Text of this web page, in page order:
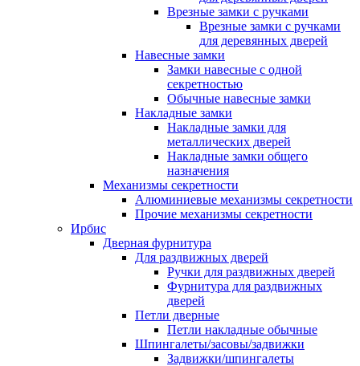
Врезные замки с ручками
Врезные замки с ручками
для деревянных дверей
Навесные замки
Замки навесные с одной
секретностью
Обычные навесные замки
Накладные замки
Накладные замки для
металлических дверей
Накладные замки общего
назначения
Механизмы секретности
Алюминиевые механизмы секретности
Прочие механизмы секретности
Ирбис
Дверная фурнитура
Для раздвижных дверей
Ручки для раздвижных дверей
Фурнитура для раздвижных
дверей
Петли дверные
Петли накладные обычные
Шпингалеты/засовы/задвижки
Задвижки/шпингалеты